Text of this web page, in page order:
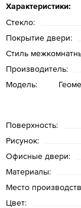
Характеристики:
Стекло:
Покрытие двери:
Стиль
Производитель:
Модель:
Поверхность:
Рисунок:
Офисные двери:
Материалы:
Место
Цвет: